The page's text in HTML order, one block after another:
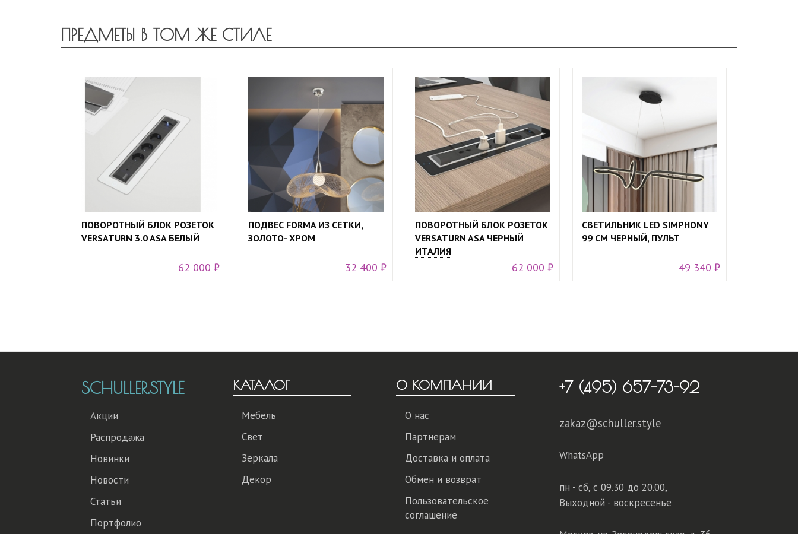
ПРЕДМЕТЫ В ТОМ ЖЕ СТИЛЕ
ПОВОРОТНЫЙ БЛОК РОЗЕТОК
VERSATURN 3.0 ASA БЕЛЫЙ
62 000 ₽
ПОДВЕС FORMA ИЗ СЕТКИ,
ЗОЛОТО- ХРОМ
32 400 ₽
ПОВОРОТНЫЙ БЛОК РОЗЕТОК
VERSATURN ASA ЧЕРНЫЙ
ИТАЛИЯ
62 000 ₽
СВЕТИЛЬНИК LED SIMPHONY
99 СМ ЧЕРНЫЙ, ПУЛЬТ
49 340 ₽
SCHULLER.STYLE
Акции
Распродажа
Новинки
Новости
Статьи
Портфолио
КАТАЛОГ
Мебель
Свет
Зеркала
Декор
О КОМПАНИИ
О нас
Партнерам
Доставка и оплата
Обмен и возврат
Пользовательское
соглашение
+7 (495) 657-73-92
zakaz@schuller.style
WhatsApp
пн - сб, с 09.30 до 20.00,
Выходной - воскресенье